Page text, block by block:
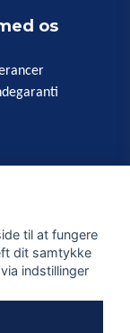
os
til at fungere
dit samtykke
indstillinger